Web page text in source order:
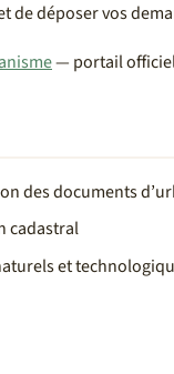
déposer vos
— portail
des documents
cadastral
et